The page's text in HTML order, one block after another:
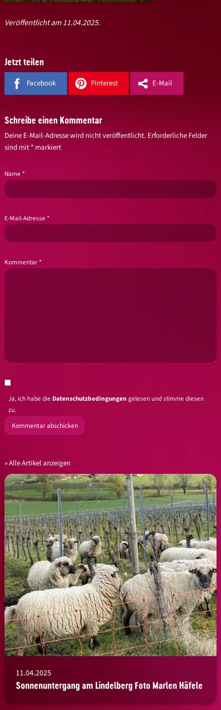
Veröffentlicht am 11.04.2025.
Jetzt teilen
Facebook Pinterest E-Mail
Schreibe einen Kommentar
Deine E-Mail-Adresse wird nicht veröffentlicht. Erforderliche Felder
sind mit*markiert
Name *
E-Mail-Adresse *
Kommentar *
Ja, ich habe die Datenschutzbedingungen gelesen und stimme diesen
zu.
Alle Artikel anzeigen
11.04.2025
Sonnenuntergang am Lindelberg Foto Marlen Häfele